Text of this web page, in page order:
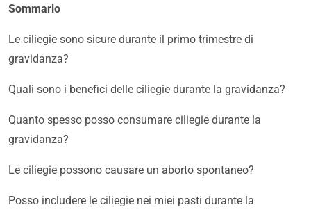
Sommario
Le ciliegie sono sicure durante il primo trimestre di
gravidanza?
Quali sono i benefici delle ciliegie durante la gravidanza?
Quanto spesso posso consumare ciliegie durante la
gravidanza?
Le ciliegie possono causare un aborto spontaneo?
Posso includere le ciliegie nei miei pasti durante la